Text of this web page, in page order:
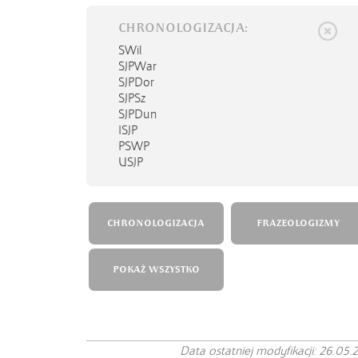
CHRONOLOGIZACJA:
SWil
SJPWar
SJPDor
SJPSz
SJPDun
ISJP
PSWP
USJP
CHRONOLOGIZACJA FRAZEOLOGIZMY
POKAŻ WSZYSTKO
Data ostatniej modyfikacji: